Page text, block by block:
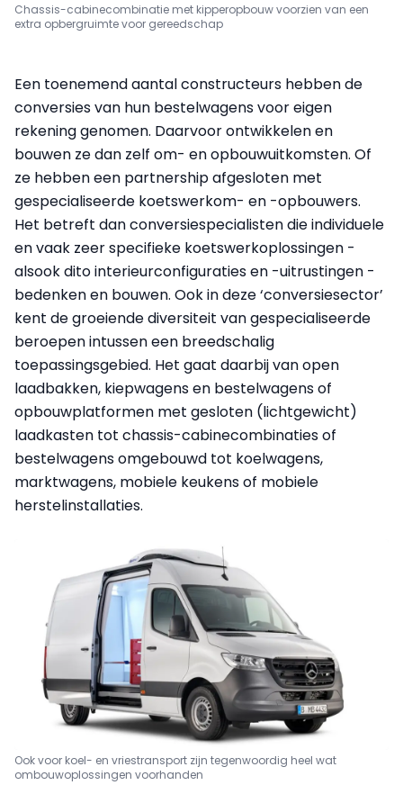
Chassis-cabinecombinatie met kipperopbouw voorzien van een
extra opbergruimte voor gereedschap
Een toenemend aantal constructeurs hebben de
conversies van hun bestelwagens voor eigen
rekening genomen. Daarvoor ontwikkelen en
bouwen ze dan zelf om- en opbouwuitkomsten. Of
ze hebben een partnership afgesloten met
gespecialiseerde koetswerkom- en -opbouwers.
Het betreft dan conversiespecialisten die individuele
en vaak zeer specifieke koetswerkoplossingen -
alsook dito interieurconfiguraties en -uitrustingen -
bedenken en bouwen. Ook in deze ‘conversiesector’
kent de groeiende diversiteit van gespecialiseerde
beroepen intussen een breedschalig
toepassingsgebied. Het gaat daarbij van open
laadbakken, kiepwagens en bestelwagens of
opbouwplatformen met gesloten (lichtgewicht)
laadkasten tot chassis-cabinecombinaties of
bestelwagens omgebouwd tot koelwagens,
marktwagens, mobiele keukens of mobiele
herstelinstallaties.
Ook voor koel- en vriestransport zijn tegenwoordig heel wat
ombouwoplossingen voorhanden